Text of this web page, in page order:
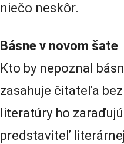
niečo neskôr.
Básne v novom šate
Kto by nepoznal
zasahuje čitateľa
literatúry ho
predstaviteľ